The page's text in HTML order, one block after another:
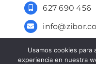
627 690 456
Usamos cookies para
experiencia en nuestra